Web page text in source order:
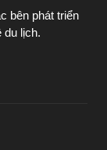
bên phát triển
du lịch.